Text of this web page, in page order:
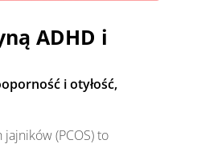
ADHD i
i otyłość,
(PCOS) to